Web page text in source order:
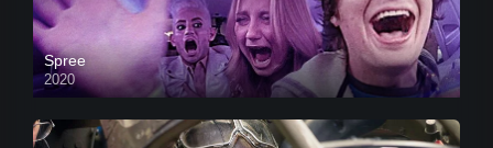
Spree
2020